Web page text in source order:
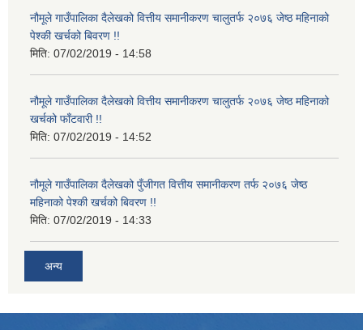
नौमूले गाउँपालिका दैलेखको वित्तीय समानीकरण चालुतर्फ २०७६ जेष्ठ महिनाको
पेश्की खर्चको बिवरण !!
मिति: 07/02/2019 - 14:58
नौमूले गाउँपालिका दैलेखको वित्तीय समानीकरण चालुतर्फ २०७६ जेष्ठ महिनाको
खर्चको फाँटवारी !!
मिति: 07/02/2019 - 14:52
नौमूले गाउँपालिका दैलेखको पुँजीगत वित्तीय समानीकरण तर्फ २०७६ जेष्ठ
महिनाको पेश्की खर्चको बिवरण !!
मिति: 07/02/2019 - 14:33
अन्य